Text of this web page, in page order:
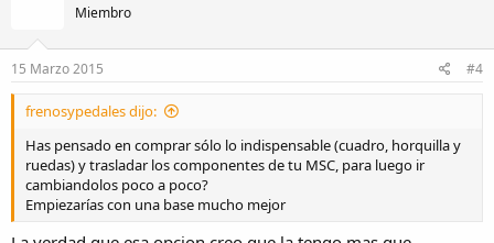
Miembro
15 Marzo 2015 #4
frenosypedales dijo:
Has pensado en comprar sólo lo indispensable (cuadro, horquilla y
ruedas) y trasladar los componentes de tu MSC, para luego ir
cambiandolos poco a poco?
Empiezarías con una base mucho mejor